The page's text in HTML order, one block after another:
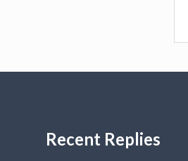
Recent Replies